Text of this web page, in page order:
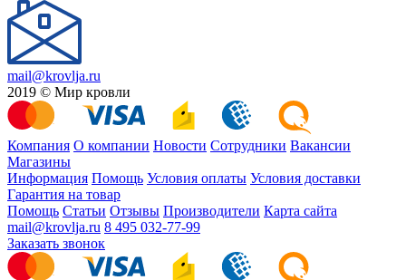
mail@krovlja.ru
2019 © Мир кровли
Компания О компании Новости Сотрудники Вакансии
Магазины
Информация Помощь Условия оплаты Условия доставки
Гарантия на товар
Помощь Статьи Отзывы Производители Карта сайта
mail@krovlja.ru 8 495 032-77-99
Заказать звонок